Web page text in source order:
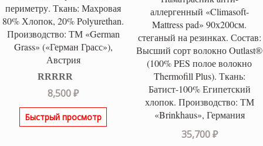
периметру. Ткань: Махровая
80% Хлопок, 20% Polyurethan.
Производство: ТМ «German
Grass» («Герман Грасс»),
Австрия
Оценка 5.00
из 5
8,500₽
Быстрый просмотр
аллергенный «Climasoft-
Mattress pad» 90х200см.
стеганый на резинках. Состав:
Высший сорт волокно Outlast®
(100% PES полое волокно
Thermofill Plus). Ткань:
Батист-100% Египетский
хлопок. Производство: ТМ
«Brinkhaus», Германия
35,700₽